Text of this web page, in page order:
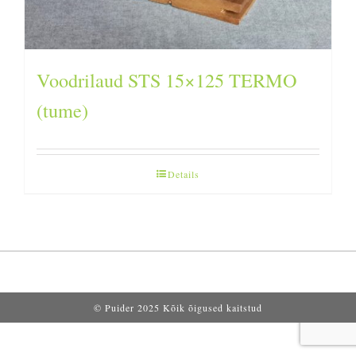
Voodrilaud STS 15×125 TERMO
(tume)
Details
© Puider 2025 Kõik õigused kaitstud